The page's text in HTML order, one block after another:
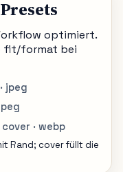
optimiert.
fit/format bei
jpeg
· webp
Rand; cover füllt die